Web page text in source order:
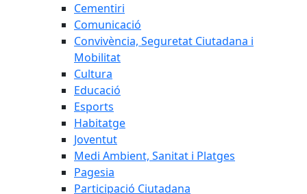
Cementiri
Comunicació
Convivència, Seguretat Ciutadana i
Mobilitat
Cultura
Educació
Esports
Habitatge
Joventut
Medi Ambient, Sanitat i Platges
Pagesia
Participació Ciutadana